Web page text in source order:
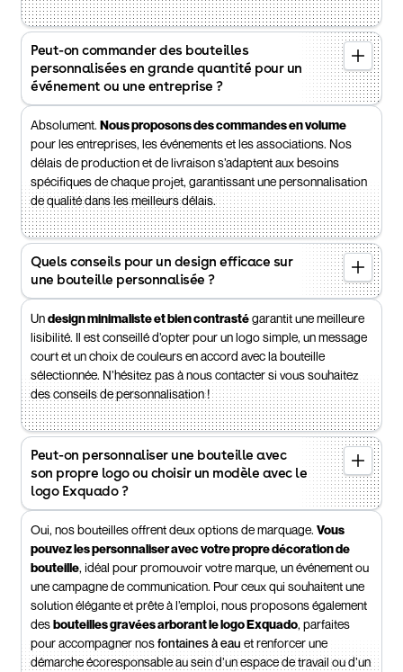
Peut-on commander des bouteilles
personnalisées en grande quantité pour un
événement ou une entreprise ?
Absolument. Nous proposons des commandes en volume
pour les entreprises, les événements et les associations. Nos
délais de production et de livraison s’adaptent aux besoins
spécifiques de chaque projet, garantissant une personnalisation
de qualité dans les meilleurs délais.
Quels conseils pour un design efficace sur
une bouteille personnalisée ?
Undesign minimaliste et bien contrastégarantit une meilleure
lisibilité. Il est conseillé d’opter pour un logo simple, un message
court et un choix de couleurs en accord avec la bouteille
sélectionnée. N’hésitez pas à nous contacter si vous souhaitez
des conseils de personnalisation !
Peut-on personnaliser une bouteille avec
son propre logo ou choisir un modèle avec le
logo Exquado ?
Oui, nos bouteilles offrent deux options de marquage. Vous
pouvez les personnaliser avec votre propre décoration de
bouteille, idéal pour promouvoir votre marque, un événement ou
une campagne de communication. Pour ceux qui souhaitent une
solution élégante et prête à l’emploi, nous proposons également
desbouteilles gravées arborant le logo Exquado, parfaites
pour accompagner nosfontaines à eau et renforcer une
démarche écoresponsable au sein d’un espace de travail ou d’un